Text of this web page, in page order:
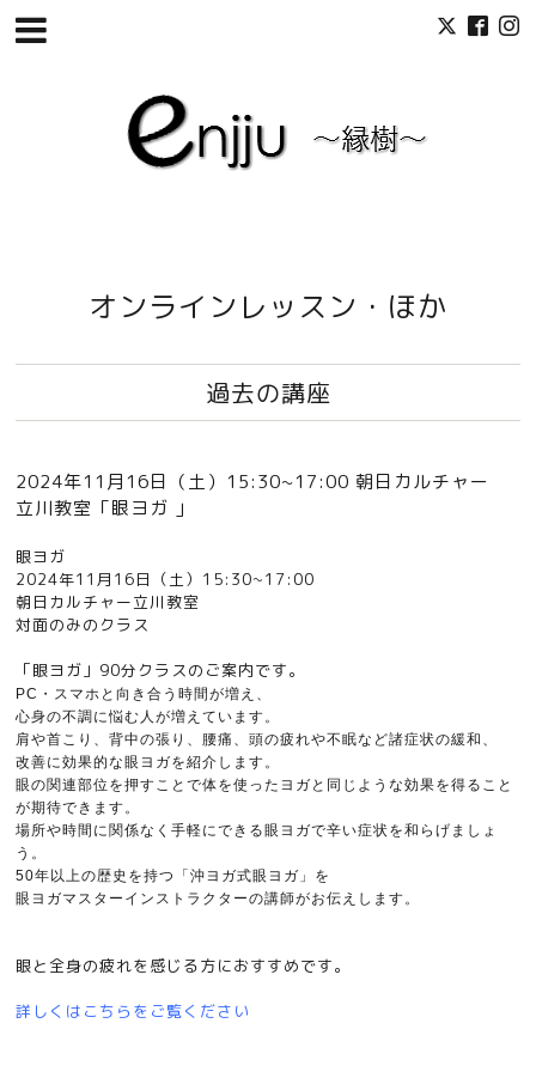
オンラインレッスン・ほか
過去の講座
2024年11月16日（土）15:30~17:00 朝日カルチャー
立川教室「眼ヨガ 」
眼ヨガ
2024年11月16日（土）15:30~17:00
朝日カルチャー立川教室
対面のみのクラス
「眼ヨガ」90分クラスのご案内です。
PC・スマホと向き合う時間が増 え、
心身の不調に悩む人が増えて います。
肩や首こり、背中の張り 、腰痛、頭の疲れや不眠など諸症状の緩和、
改善に効果的な眼ヨガを紹介します。
眼の関連部位を押すことで体を使ったヨガと同じよ うな効果を得ること
が期待できます。
場所や時間に関係なく手軽にできる眼ヨガで辛い症状を和らげ ましょ
う。
50年以上の歴史を持つ「沖ヨガ式眼ヨガ」を
眼ヨガマ スターインストラクターの講師がお伝えします。
眼と全身の疲れを感じる方におすすめです。
詳しくはこちらをご覧ください